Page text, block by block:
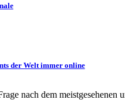
der Welt immer online
nach dem